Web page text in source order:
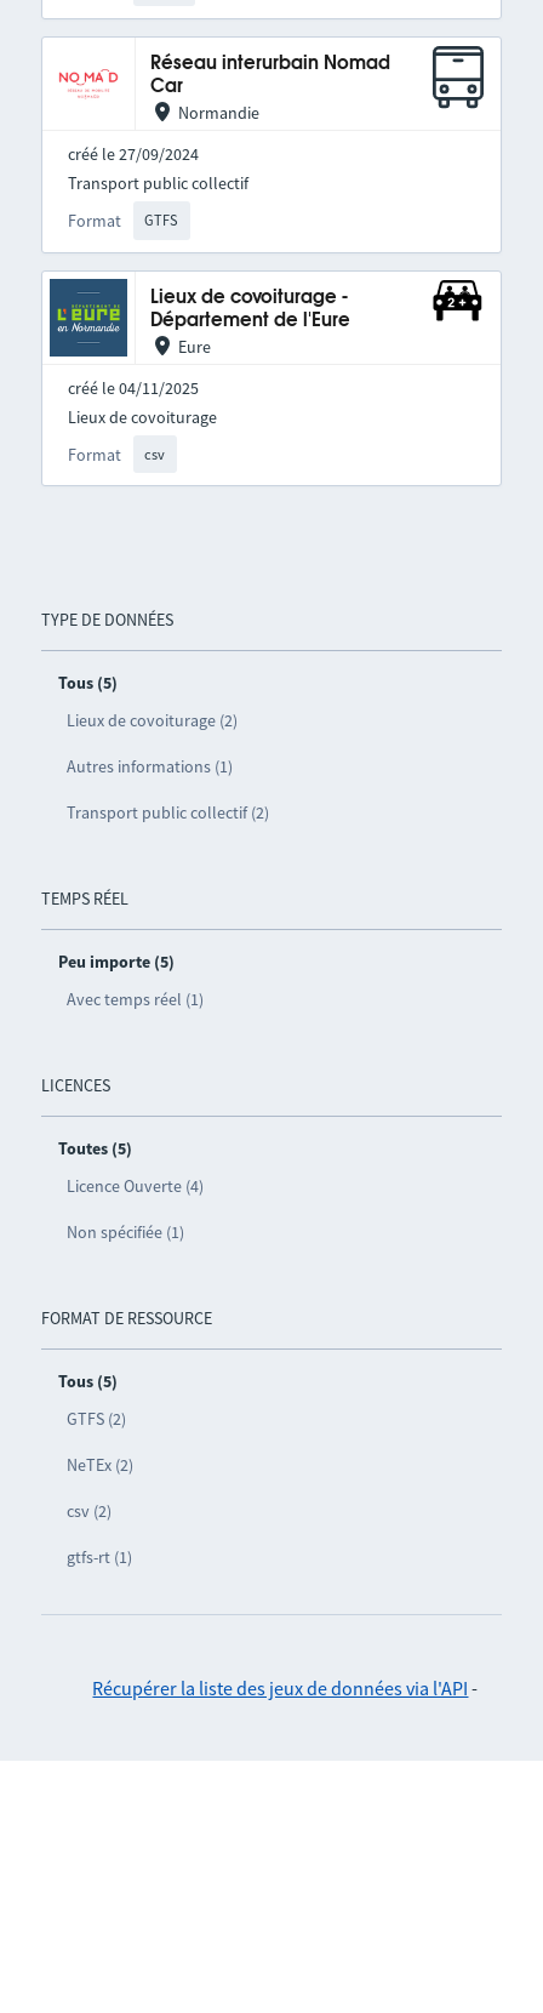
TYPE DE DONNÉES
Tous (5)
Lieux de covoiturage (2)
Autres informations (1)
Transport public collectif (2)
TEMPS RÉEL
Peu importe (5)
Avec temps réel (1)
LICENCES
Toutes (5)
Licence Ouverte (4)
Non spécifiée (1)
FORMAT DE RESSOURCE
Tous (5)
GTFS (2)
NeTEx (2)
csv (2)
gtfs-rt (1)
Réseau interurbain Nomad
Car
Normandie
créé le 27/09/2024
Format GTFS
Transport public collectif
Lieux de covoiturage -
Département de l'Eure
Eure
créé le 04/11/2025
Format csv
Lieux de covoiturage
Récupérer la liste des jeux de données via l'API -